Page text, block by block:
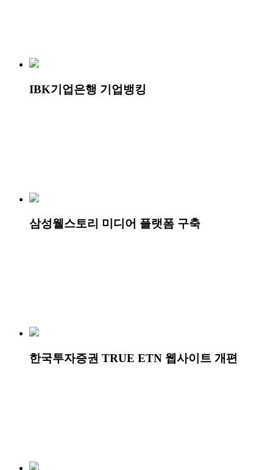
IBK기업은행 기업뱅킹
삼성웰스토리 미디어 플랫폼 구축
한국투자증권 TRUE ETN 웹사이트 개편